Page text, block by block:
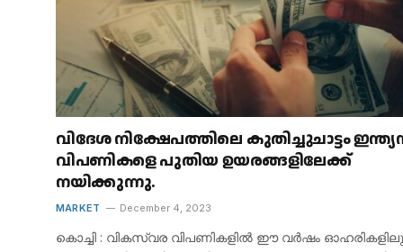
വിദേശ നിക്ഷേപത്തിലെ കുതിച്ചുചാട്ടം
വിപണികളെ പുതിയ ഉയരങ്ങളിലേക്ക്
നയിക്കുന്നു.
MARKET December 4, 2023
കൊച്ചി : വികസ്വര വിപണികളിൽ ഈ വർഷം